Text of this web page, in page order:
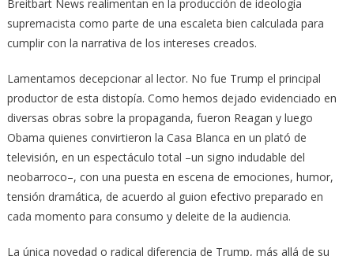
Breitbart News realimentan en la producción de ideología
supremacista como parte de una escaleta bien calculada para
cumplir con la narrativa de los intereses creados.
Lamentamos decepcionar al lector. No fue Trump el principal
productor de esta distopía. Como hemos dejado evidenciado en
diversas obras sobre la propaganda, fueron Reagan y luego
Obama quienes convirtieron la Casa Blanca en un plató de
televisión, en un espectáculo total –un signo indudable del
neobarroco–, con una puesta en escena de emociones, humor,
tensión dramática, de acuerdo al guion efectivo preparado en
cada momento para consumo y deleite de la audiencia.
La única novedad o radical diferencia de Trump, más allá de su